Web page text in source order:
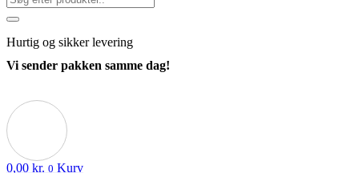
Hurtig og sikker levering
Vi sender pakken samme dag!
0,00 kr. 0 Kurv